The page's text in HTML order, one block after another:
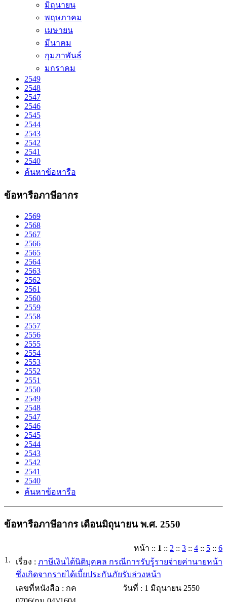
มิถุนายน
พฤษภาคม
เมษายน
มีนาคม
กุมภาพันธ์
มกราคม
2549
2548
2547
2546
2545
2544
2543
2542
2541
2540
ค้นหาข้อหารือ
ข้อหารือภาษีอากร
2569
2568
2567
2566
2565
2564
2563
2562
2561
2560
2559
2558
2557
2556
2555
2554
2553
2552
2551
2550
2549
2548
2547
2546
2545
2544
2543
2542
2541
2540
ค้นหาข้อหารือ
ข้อหารือภาษีอากร เดือนมิถุนายน พ.ศ. 2550
หน้า :: 1 :: 2 :: 3 :: 4 :: 5 :: 6
1.
เรื่อง : ภาษีเงินได้นิติบุคคล กรณีการรับรู้รายจ่ายค่านายหน้า
ซึ่งเกิดจากรายได้เบี้ยประกันภัยรับล่วงหน้า
เลขที่หนังสือ : กค
วันที่ : 1 มิถุนายน 2550